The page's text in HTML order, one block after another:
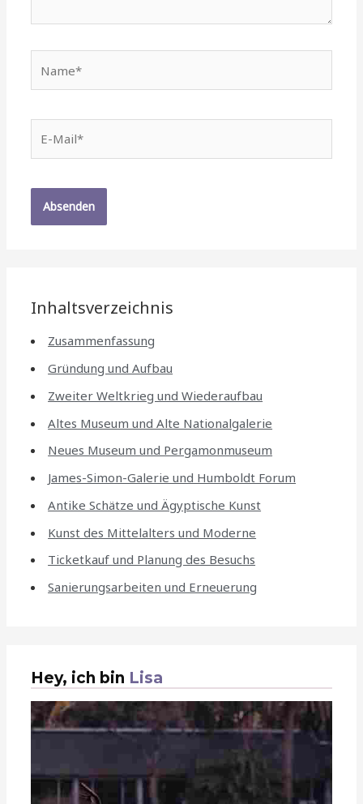
Mail*
Inhaltsverzeichnis
Zusammenfassung
Gründung und Aufbau
Zweiter Weltkrieg und Wiederaufbau
Altes Museum und Alte Nationalgalerie
Neues Museum und Pergamonmuseum
James-Simon-Galerie und Humboldt Forum
Antike Schätze und Ägyptische Kunst
Kunst des Mittelalters und Moderne
Ticketkauf und Planung des Besuchs
Sanierungsarbeiten und Erneuerung
Hey, ich bin Lisa